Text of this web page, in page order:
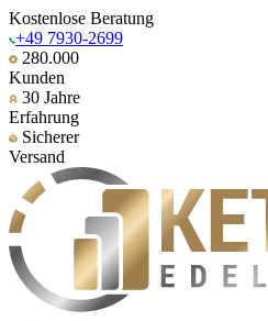
Kostenlose Beratung
+49 7930-2699
280.000
Kunden
30 Jahre
Erfahrung
Sicherer
Versand